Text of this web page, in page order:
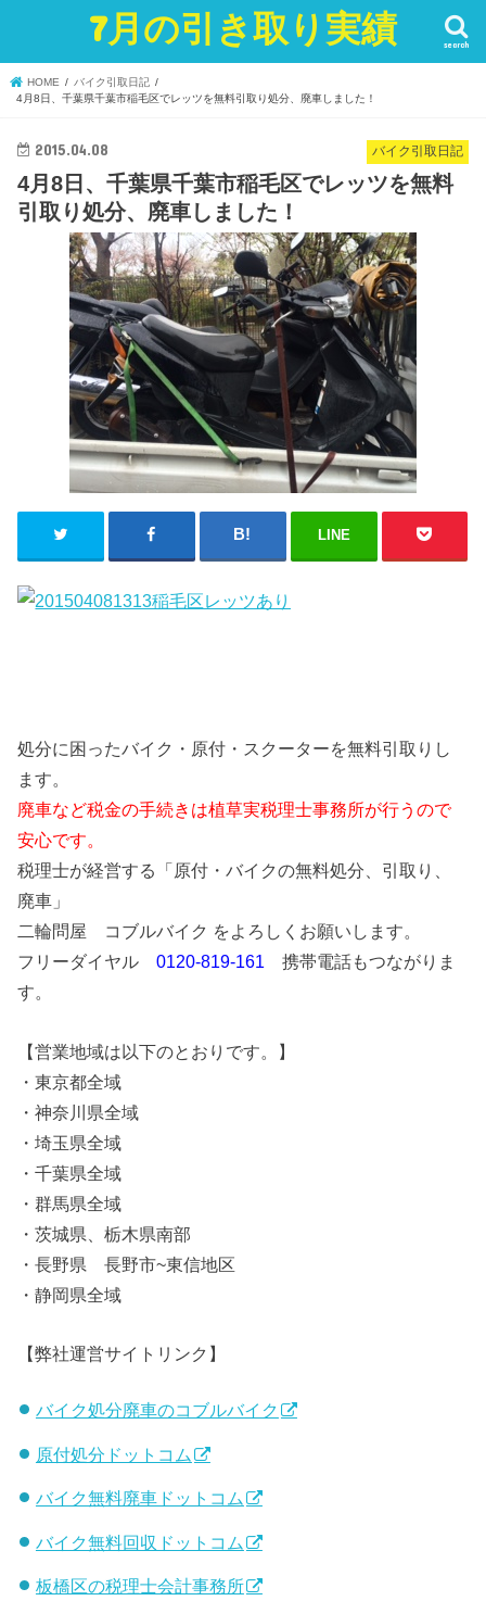
7月の引き取り実績 search
HOME
バイク引取日記
4月8日、千葉県千葉市稲毛区でレッツを無料引取り処分、廃車しました！
バイク引取日記
2015.04.08
4月8日、千葉県千葉市稲毛区でレッツを無料
引取り処分、廃車しました！
LINE
処分に困ったバイク・原付・スクーターを無料引取りし
ます。
廃車など税金の手続きは植草実税理士事務所が行うので
安心です。
税理士が経営する「原付・バイクの無料処分、引取り、
廃車」
二輪問屋 コブルバイク をよろしくお願いします。
フリーダイヤル0120-819-161 携帯電話もつながりま
す。
【営業地域は以下のとおりです。】
・東京都全域
・神奈川県全域
・埼玉県全域
・千葉県全域
・群馬県全域
・茨城県、栃木県南部
・長野県 長野市~東信地区
・静岡県全域
【弊社運営サイトリンク】
バイク処分廃車のコブルバイク
原付処分ドットコム
バイク無料廃車ドットコム
バイク無料回収ドットコム
板橋区の税理士会計事務所